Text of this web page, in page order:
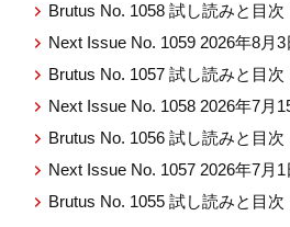
Brutus No. 1058 試し読みと目次
Next Issue No. 1059 2026年8月3
Brutus No. 1057 試し読みと目次
Next Issue No. 1058 2026年7月
Brutus No. 1056 試し読みと目次
Next Issue No. 1057 2026年7月1
Brutus No. 1055 試し読みと目次